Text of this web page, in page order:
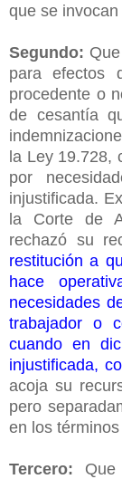
que se
Segundo:
para efectos
procedente o
de cesantía
la Ley 19.728,
por
injustificada.
la Corte de
rechazó su
restitución a
hace
necesidades
trabajador o
cuando en
injustificada,
acoja su
pero
en los
Tercero: Que